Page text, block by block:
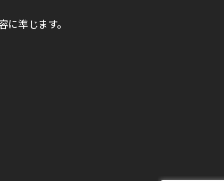
に準じます。